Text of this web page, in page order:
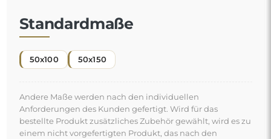
Standardmaße
50x100 50x150
Andere Maße werden nach den individuellen
Anforderungen des Kunden gefertigt. Wird für das
bestellte Produkt zusätzliches Zubehör gewählt, wird es zu
einem nicht vorgefertigten Produkt, das nach den